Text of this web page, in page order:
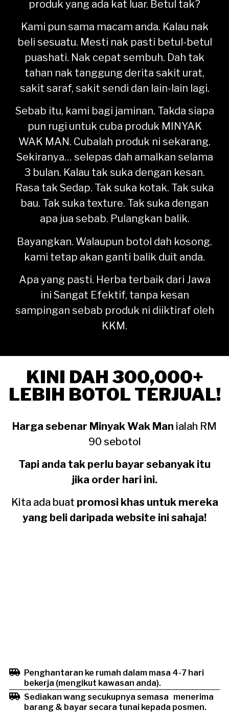
produk yang ada kat luar. Betul tak?
Kami pun sama macam anda. Kalau nak
beli sesuatu. Mesti nak pasti betul-betul
puashati. Nak cepat sembuh. Dah tak
tahan nak tanggung derita sakit urat,
sakit saraf, sakit sendi dan lain-lain lagi.
Sebab itu, kami bagi jaminan. Takda siapa
pun rugi untuk cuba produk MINYAK
WAK MAN. Cubalah produk ni sekarang.
Sekiranya… selepas dah amalkan selama
3 bulan. Kalau tak suka dengan kesan.
Rasa tak Sedap. Tak suka kotak. Tak suka
bau. Tak suka texture. Tak suka dengan
apa jua sebab. Pulangkan balik.
Bayangkan. Walaupun botol dah kosong.
kami tetap akan ganti balik duit anda.
Apa yang pasti. Herba terbaik dari Jawa
ini Sangat Efektif, tanpa kesan
sampingan sebab produk ni diiktiraf oleh
KKM.
KINI DAH 300,000+
LEBIH BOTOL TERJUAL!
Harga sebenar Minyak Wak Man ialah RM
90 sebotol
Tapi anda tak perlu bayar sebanyak itu
jika order hari ini.
Kita ada buat promosi khas untuk mereka
yang beli daripada website ini sahaja!
Penghantaran ke rumah dalam masa 4-7 hari
bekerja (mengikut kawasan anda).
Sediakan wang secukupnya semasa menerima
barang & bayar secara tunai kepada posmen.